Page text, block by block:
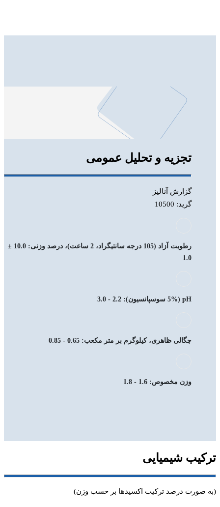
تجزیه و تحلیل عمومی
گزارش آنالیز
گرید: 10500
رطوبت آزاد (105 درجه سانتیگراد، 2 ساعت)، درصد وزنی: 10.0 ±
1.0
pH (5% سوسپانسیون): 2.2 - 3.0
چگالی ظاهری، کیلوگرم بر متر مکعب: 0.65 - 0.85
وزن مخصوص: 1.6 - 1.8
ترکیب شیمیایی
(به صورت درصد ترکیب اکسیدها بر حسب وزن)